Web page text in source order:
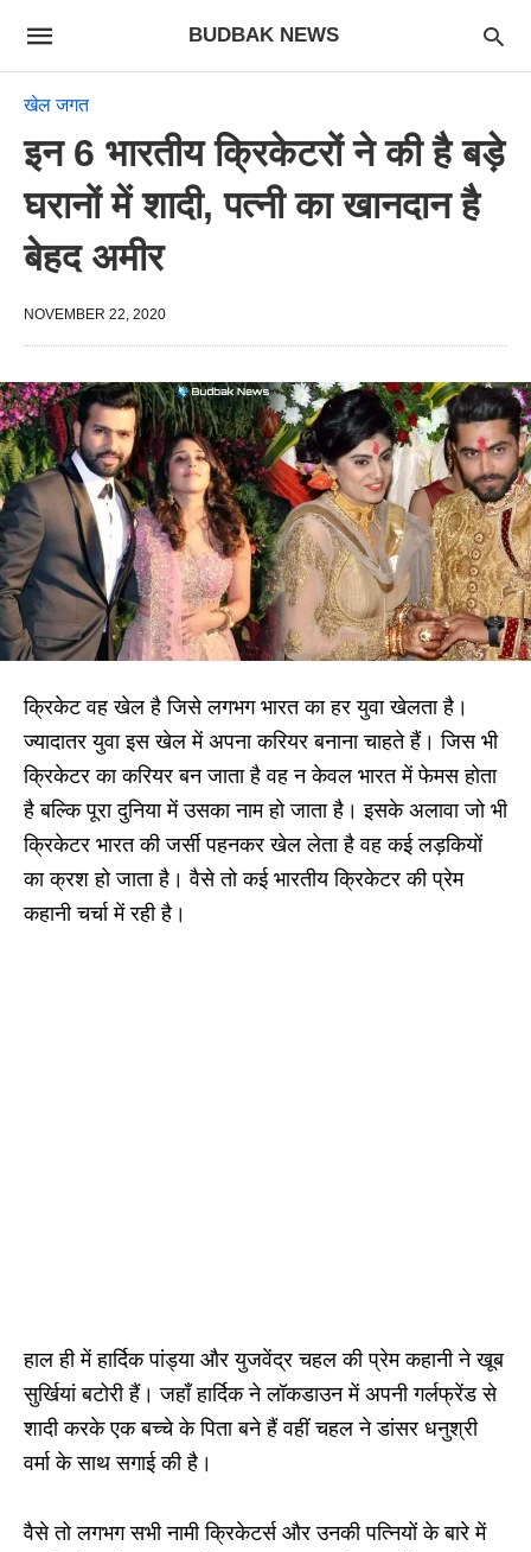
BUDBAK NEWS
खेल जगत
इन 6 भारतीय क्रिकेटरों ने की है बड़े
घरानों में शादी, पत्नी का खानदान है
बेहद अमीर
NOVEMBER 22, 2020
क्रिकेट वह खेल है जिसे लगभग भारत का हर युवा खेलता है।
ज्यादातर युवा इस खेल में अपना करियर बनाना चाहते हैं। जिस भी
क्रिकेटर का करियर बन जाता है वह न केवल भारत में फेमस होता
है बल्कि पूरा दुनिया में उसका नाम हो जाता है। इसके अलावा जो भी
क्रिकेटर भारत की जर्सी पहनकर खेल लेता है वह कई लड़कियों
का क्रश हो जाता है। वैसे तो कई भारतीय क्रिकेटर की प्रेम
कहानी चर्चा में रही है।
हाल ही में हार्दिक पांड्या और युजवेंद्र चहल की प्रेम कहानी ने खूब
सुर्खियां बटोरी हैं। जहाँ हार्दिक ने लॉकडाउन में अपनी गर्लफ्रेंड से
शादी करके एक बच्चे के पिता बने हैं वहीं चहल ने डांसर धनुश्री
वर्मा के साथ सगाई की है।
वैसे तो लगभग सभी नामी क्रिकेटर्स और उनकी पत्नियों के बारे में